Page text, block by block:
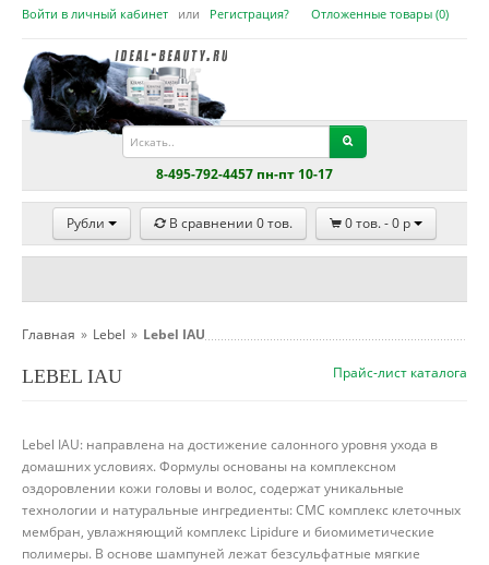
Войти в личный кабинет или Регистрация? Отложенные товары (0)
8-495-792-4457 пн-пт 10-17
Рубли В сравнении 0тов. 0тов. -0 p
Главная » Lebel » Lebel IAU
Прайс-лист каталога
LEBEL IAU
Lebel IAU: направлена на достижение салонного уровня ухода в
домашних условиях. Формулы основаны на комплексном
оздоровлении кожи головы и волос, содержат уникальные
технологии и натуральные ингредиенты: CMC комплекс клеточных
мембран, увлажняющий комплекс Lipidure и биомиметические
полимеры. В основе шампуней лежат безсульфатные мягкие